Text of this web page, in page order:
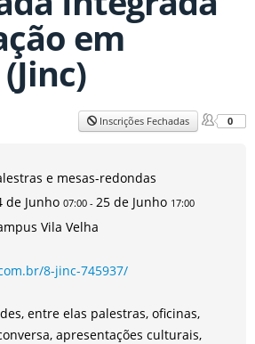
em
Inscrições Fechadas 0
e mesas-redondas
de Junho 07:00 -25 de Junho 17:00
Vila Velha
8-jinc-745937/
entre elas palestras, oficinas,
apresentações culturais,